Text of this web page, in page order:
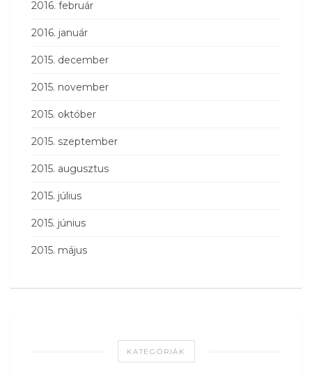
2016. február
2016. január
2015. december
2015. november
2015. október
2015. szeptember
2015. augusztus
2015. július
2015. június
2015. május
KATEGÓRIÁK